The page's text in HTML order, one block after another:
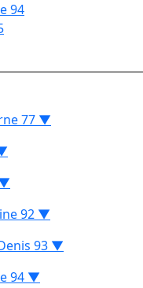
94
77 ▼
92 ▼
93 ▼
94 ▼